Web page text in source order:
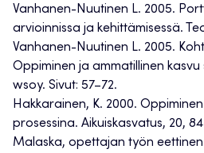
Vanhanen-Nuutinen L. 2005.
arvioinnissa ja kehittämisessä.
Vanhanen-Nuutinen L. 2005.
Oppiminen ja ammatillinen
wsoy. Sivut: 57–72.
Hakkarainen, K. 2000.
prosessina. Aikuiskasvatus, 20,
Malaska, opettajan työn